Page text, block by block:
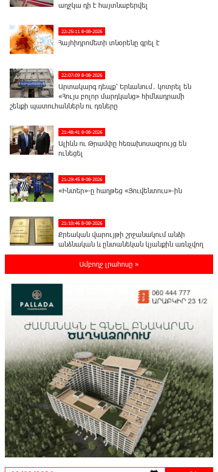
աղջկա դի է հայտնաբերվել
22:25:11 8-08-2026
Հայհիդրոմետի տնօրենը գրել է
22:07:09 8-08-2026
Արտակարգ դեպք՝ Երևանում․ կոտրել են
«Հույս բոլոր մարդկանց» հիմնադրամի
շենքի պատուհաններն ու դռները
21:48:41 8-08-2026
Ալիևն ու Թրամփը հեռախոսազրույց են
ունեցել
21:29:45 8-08-2026
«Ինտեր»-ը հաղթեց «Յուվենտուս»-ին
21:10:46 8-08-2026
Քրեական վարույթի շրջանակում անձի
անձնական և ընտանեկան կյանքին առնչվող
տվյալների անհարկի հրապարակումն անթույլատրելի է.
Զելենսկին ու Վուչիչը քննարկել են
հնարավորությունները
20:33:21 8-08-2026
Հրդեհի ահազանգ Սայաթ-Նովա
պողոտայում. շենքից տարհանվել է 5
բնակիչ
20:14:36 8-08-2026
Ճապոնական Յակիշիմե կերամիկայի
ցուցահանդեսը երկարաձգվել է մինչև
օգոստոսի 30-ը
Ամբողջ լրահոսը »